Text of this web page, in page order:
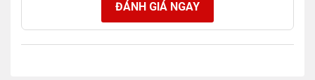
ĐÁNH GIÁ NGAY